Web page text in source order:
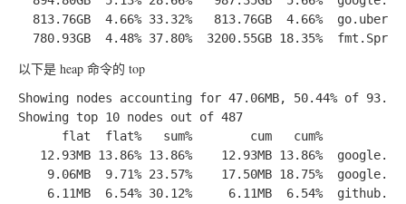
813.76GB  4.66% 33.32%   813.76GB  4.66%
以下是 heap 命令的 top
Showing nodes accounting for 47.06MB, 50.44% of
Showing top 10 nodes out of 487
      flat  flat%   sum%        cum   cum%
12.93MB 13.86% 13.86%    12.93MB 13.86%
9.06MB  9.71% 23.57%    17.50MB 18.75%
6.11MB  6.54% 30.12%     6.11MB  6.54%